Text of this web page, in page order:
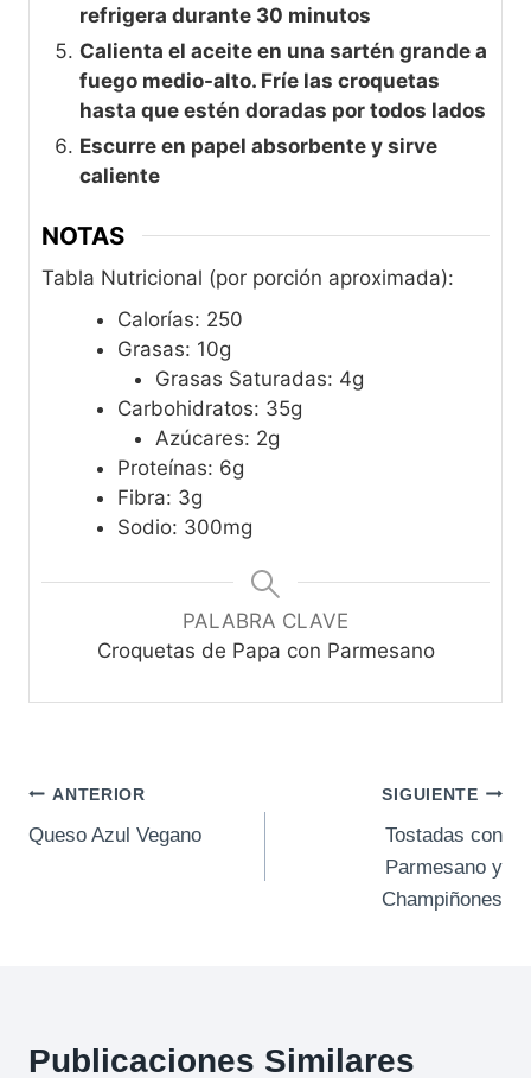
refrigera durante 30 minutos
Calienta el aceite en una sartén grande a
fuego medio-alto. Fríe las croquetas
hasta que estén doradas por todos lados
Escurre en papel absorbente y sirve
caliente
NOTAS
Tabla Nutricional (por porción aproximada):
Calorías: 250
Grasas: 10g
Grasas Saturadas: 4g
Carbohidratos: 35g
Azúcares: 2g
Proteínas: 6g
Fibra: 3g
Sodio: 300mg
PALABRA CLAVE
Croquetas de Papa con Parmesano
Navegación
de
ANTERIOR
Queso Azul Vegano
SIGUIENTE
Tostadas con
Parmesano y
Champiñones
Publicaciones Similares